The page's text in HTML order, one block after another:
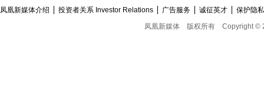
凤凰新媒体介绍 投资者关系 Investor Relations 广告服务 诚征英才
保护隐
凤凰新媒体
版权所有 Copyright ©